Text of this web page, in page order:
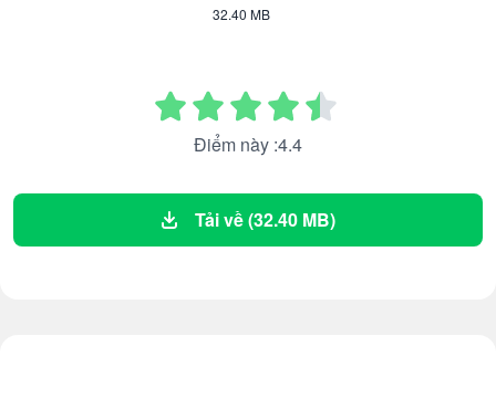
32.40 MB
Điểm này :4.4
Tải về (32.40 MB)